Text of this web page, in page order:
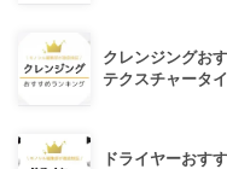
クレンジングお
テクスチャータ
ドライヤーおす